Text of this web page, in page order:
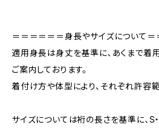
＝＝＝＝＝＝身長やサイズについて＝
適用身長は身丈を基準に、あくまで着
ご案内しております。
着付け方や体型により、それぞれ許容
サイズについては裄の長さを基準に、S